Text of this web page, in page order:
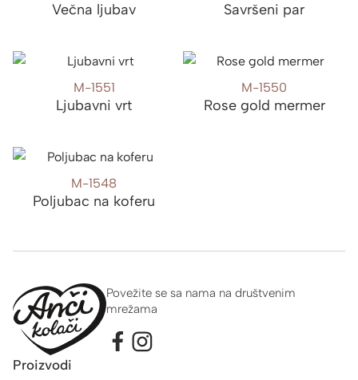
Večna ljubav Savršeni par
M-1551
Ljubavni vrt
M-1550
Rose gold mermer
M-1548
Poljubac na koferu
Povežite se sa nama na društvenim
mrežama
Proizvodi